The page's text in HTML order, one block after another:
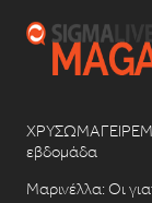
εβδομάδα
Μαρινέλλα: Οι